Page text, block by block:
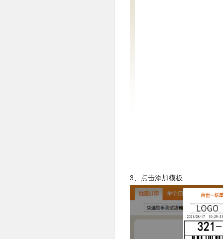
3、点击添加模板